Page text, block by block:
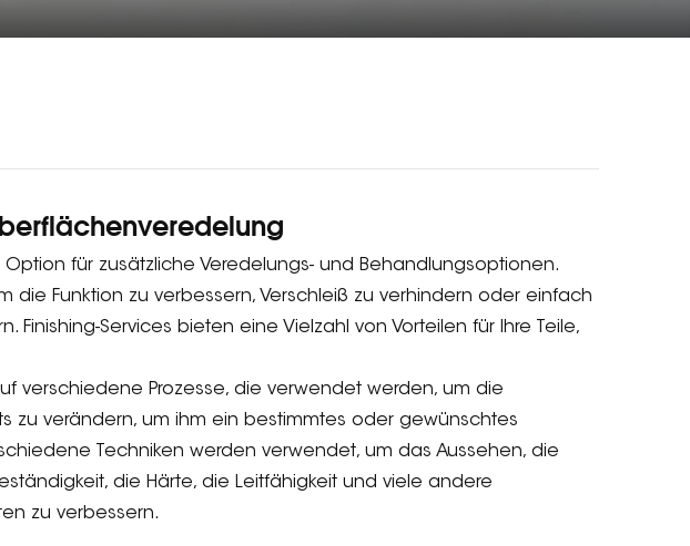
für zusätzliche Veredelungs- und Behandlungsoptionen.
die Funktion zu verbessern, Verschleiß zu verhindern oder einfach
Finishing-Services bieten eine Vielzahl von Vorteilen für Ihre Teile,
verschiedene Prozesse, die verwendet werden, um die
zu verändern, um ihm ein bestimmtes oder gewünschtes
Techniken werden verwendet, um das Aussehen, die
die Härte, die Leitfähigkeit und viele andere
zu verbessern.